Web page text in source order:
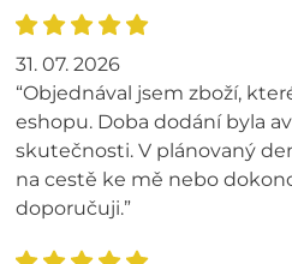
31. 07. 2026
“Objednával jsem zboží,
eshopu. Doba dodání byla
skutečnosti. V plánovaný
na cestě ke mě nebo
doporučuji.”